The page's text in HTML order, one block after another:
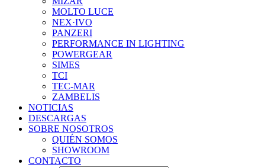
MOLTO LUCE
NEX·IVO
PANZERI
PERFORMANCE IN LIGHTING
POWERGEAR
SIMES
TCI
TEC-MAR
ZAMBELIS
NOTICIAS
DESCARGAS
SOBRE NOSOTROS
QUIÉN SOMOS
SHOWROOM
CONTACTO